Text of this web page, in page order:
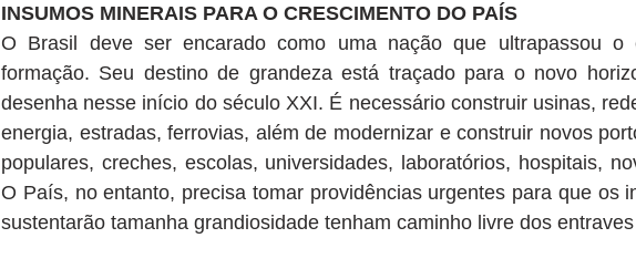
INSUMOS MINERAIS PARA O CRESCIMENTO DO PAÍS
O Brasil deve ser encarado como uma nação que ultrapassou
formação. Seu destino de grandeza está traçado para o novo
desenha nesse início do século XXI. É necessário construir usinas,
energia, estradas, ferrovias, além de modernizar e construir novos
populares, creches, escolas, universidades, laboratórios, hospitais,
O País, no entanto, precisa tomar providências urgentes para que os
sustentarão tamanha grandiosidade tenham caminho livre dos